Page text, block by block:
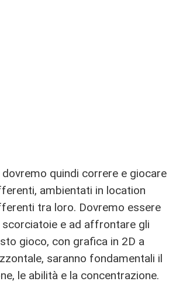
quindi correre e giocare
ambientati in location
tra loro. Dovremo essere
e ad affrontare gli
gioco, con grafica in 2D a
saranno fondamentali il
le abilità e la concentrazione.